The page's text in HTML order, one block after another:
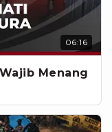
06:16
Menang